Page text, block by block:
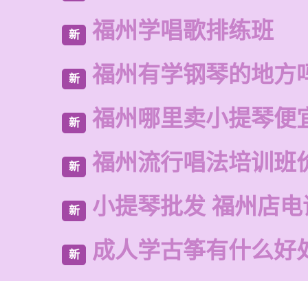
新 福州学唱歌排练班
新 福州有学钢琴的地方
新 福州哪里卖小提琴便
新 福州流行唱法培训班
新 小提琴批发 福州店
新 成人学古筝有什么好